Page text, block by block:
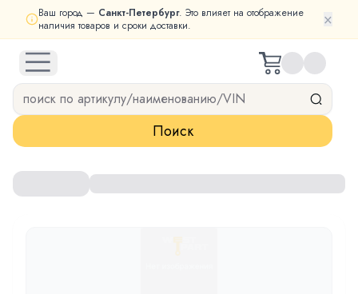
Ваш город — Санкт-Петербург. Это влияет на отображение
наличия товаров и сроки доставки.
×
open navigation menu
Поиск